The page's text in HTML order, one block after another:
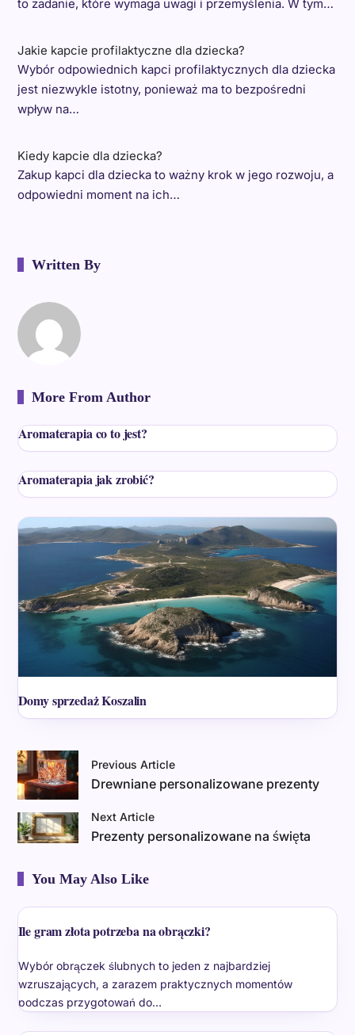
to zadanie, które wymaga uwagi i przemyślenia. W tym…
Jakie kapcie profilaktyczne dla dziecka?
Wybór odpowiednich kapci profilaktycznych dla dziecka
jest niezwykle istotny, ponieważ ma to bezpośredni
wpływ na…
Kiedy kapcie dla dziecka?
Zakup kapci dla dziecka to ważny krok w jego rozwoju, a
odpowiedni moment na ich…
Written By
More From Author
Aromaterapia co to jest?
Aromaterapia jak zrobić?
Domy sprzedaż Koszalin
Previous Article
Drewniane personalizowane prezenty
Next Article
Prezenty personalizowane na święta
You May Also Like
Ile gram złota potrzeba na obrączki?
Wybór obrączek ślubnych to jeden z najbardziej
wzruszających, a zarazem praktycznych momentów
podczas przygotowań do…